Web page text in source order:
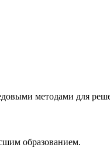
методами для
образованием.